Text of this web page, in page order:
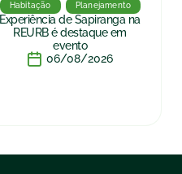
Habitação Planejamento
Experiência de Sapiranga na
REURB é destaque em
evento
06/08/2026